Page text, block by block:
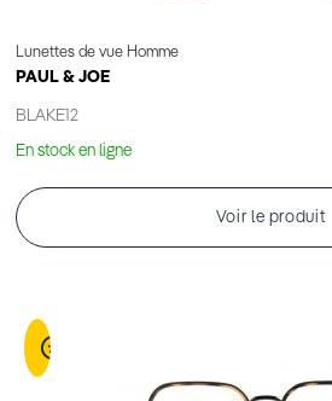
Lunettes de vue Homme
PAUL & JOE
BLAKE12
En stock en ligne
Voir le produit